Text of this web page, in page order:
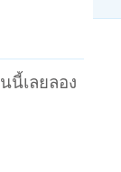
นี้เลยลอง